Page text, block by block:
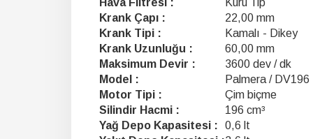
Hava Filtresi :
Kuru Tip
Krank Çapı :
22,00 mm
Krank Tipi :
Kamalı - Dikey
Krank Uzunluğu :
60,00 mm
Maksimum Devir :
3600 dev / dk
Model :
Palmera / DV196
Motor Tipi :
Çim biçme
Silindir Hacmi :
196 cm³
Yağ Depo Kapasitesi :
0,6 lt